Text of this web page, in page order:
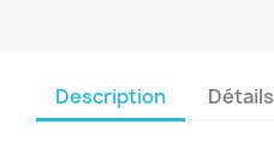
Description